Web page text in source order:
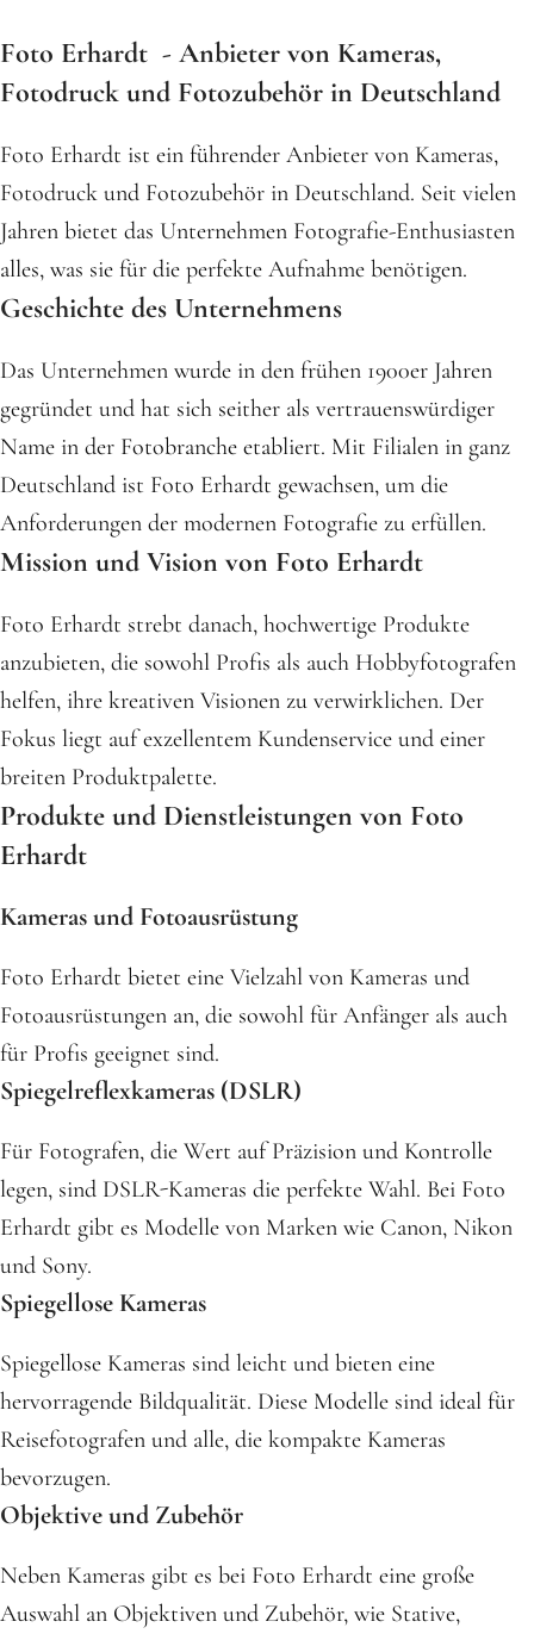
Foto Erhardt - Anbieter von Kameras,
Fotodruck und Fotozubehör in Deutschland
Foto Erhardt ist ein führender Anbieter von Kameras,
Fotodruck und Fotozubehör in Deutschland. Seit vielen
Jahren bietet das Unternehmen Fotografie-Enthusiasten
alles, was sie für die perfekte Aufnahme benötigen.
Geschichte des Unternehmens
Das Unternehmen wurde in den frühen 1900er Jahren
gegründet und hat sich seither als vertrauenswürdiger
Name in der Fotobranche etabliert. Mit Filialen in ganz
Deutschland ist Foto Erhardt gewachsen, um die
Anforderungen der modernen Fotografie zu erfüllen.
Mission und Vision von Foto Erhardt
Foto Erhardt strebt danach, hochwertige Produkte
anzubieten, die sowohl Profis als auch Hobbyfotografen
helfen, ihre kreativen Visionen zu verwirklichen. Der
Fokus liegt auf exzellentem Kundenservice und einer
breiten Produktpalette.
Produkte und Dienstleistungen von Foto
Erhardt
Kameras und Fotoausrüstung
Foto Erhardt bietet eine Vielzahl von Kameras und
Fotoausrüstungen an, die sowohl für Anfänger als auch
für Profis geeignet sind.
Spiegelreflexkameras (DSLR)
Für Fotografen, die Wert auf Präzision und Kontrolle
legen, sind DSLR-Kameras die perfekte Wahl. Bei Foto
Erhardt gibt es Modelle von Marken wie Canon, Nikon
und Sony.
Spiegellose Kameras
Spiegellose Kameras sind leicht und bieten eine
hervorragende Bildqualität. Diese Modelle sind ideal für
Reisefotografen und alle, die kompakte Kameras
bevorzugen.
Objektive und Zubehör
Neben Kameras gibt es bei Foto Erhardt eine große
Auswahl an Objektiven und Zubehör, wie Stative,